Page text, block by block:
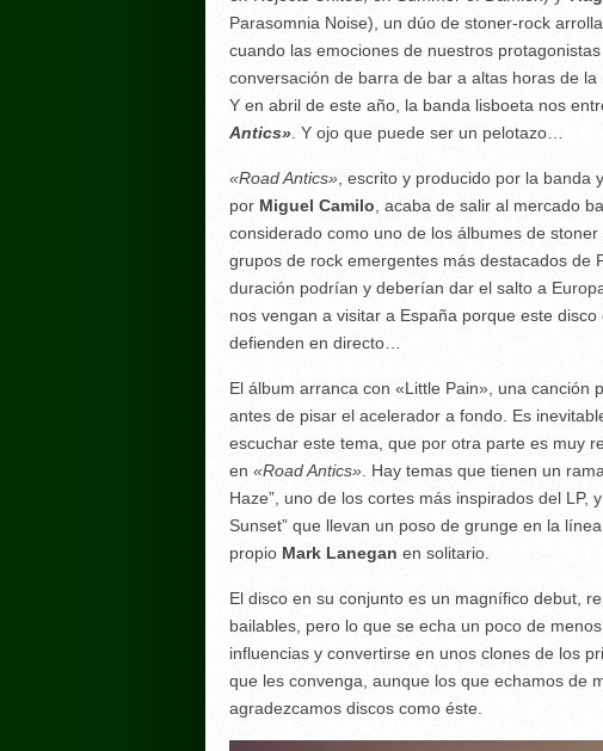
Parasomnia Noise), un dúo de stoner-rock
cuando las emociones de nuestros
conversación de barra de bar a altas horas de
Y en abril de este año, la banda lisboeta nos
Antics». Y ojo que puede ser un pelotazo…
«Road Antics», escrito y producido por la banda
por Miguel Camilo , acaba de salir al mercado
considerado como uno de los álbumes de
grupos de rock emergentes más destacados de
duración podrían y deberían dar el salto a
nos vengan a visitar a España porque este
defienden en directo…
El álbum arranca con «Little Pain», una canción
antes de pisar el acelerador a fondo. Es
escuchar este tema, que por otra parte es muy
en «Road Antics». Hay temas que tienen un
Haze”, uno de los cortes más inspirados del LP,
Sunset” que llevan un poso de grunge en la
propio Mark Lanegan en solitario.
El disco en su conjunto es un magnífico debut,
bailables, pero lo que se echa un poco de
influencias y convertirse en unos clones de los
que les convenga, aunque los que echamos de
agradezcamos discos como éste.